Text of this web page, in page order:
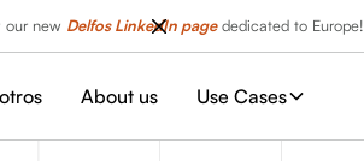
our new Delfos LinkedIn pagededicated to Europe!
About us Use Cases